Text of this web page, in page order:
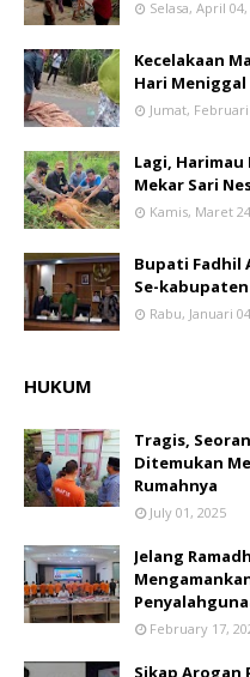
Selasa, April 04,
Kecelakaan
Hari Meniggal
Jumat, Februari
Lagi, Harimau
Mekar Sari
Kamis, Maret
Bupati Fadhil
Se-
Rabu, Januari
HUKUM
Tragis,
Ditemukan
Rumahnya
July 01, 2025
Jelang
February 17,
Sikap Arogan